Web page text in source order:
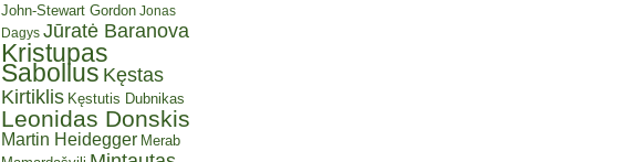
John-Stewart Gordon Jonas
Dagys Jūratė Baranova
Kristupas
Sabolius Kęstas
Kirtiklis Kęstutis Dubnikas
Leonidas Donskis
Martin Heidegger Merab